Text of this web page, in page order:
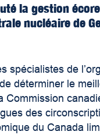
la gestion
nucléaire de
spécialistes de
déterminer le
Commission
des
du Canada